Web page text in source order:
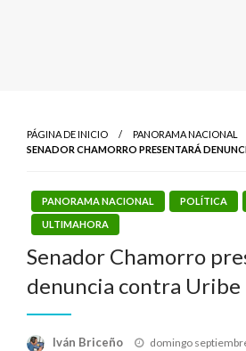
PÁGINA DE INICIO
PANORAMA NACIONAL
SENADOR CHAMORRO PRESENTARÁ
PANORAMA NACIONAL POLÍTICA
ULTIMAHORA
Senador Chamorro
denuncia contra Uribe
Iván Briceño
Publicado
domingo